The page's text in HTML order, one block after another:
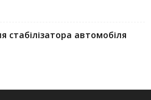
стабілізатора автомобіля